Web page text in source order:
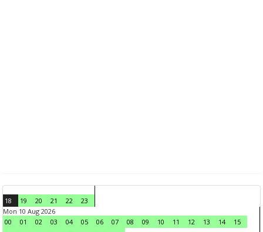
18 19 20 21 22
23
Mon 10 Aug 2026
00
01 02 03 04 05 06 07 08 09 10 11 12 13 14
15